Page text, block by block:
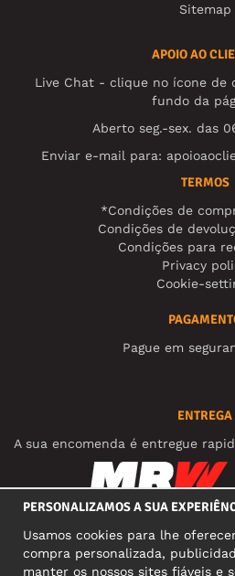
Sitemap
APOIO AO
Live Chat - clique no ícone de
fundo da
Aberto seg.-sex. das
Enviar e-mail para:
TERMOS
*Condições de
Condições de
Condições para
Privacy
Cookie-
Pague em
ENTREGA
A sua encomenda é entregue
PERSONALIZAMOS A SUA
Usamos cookies para lhe
compra personalizada,
manter os nossos sites fiáveis e